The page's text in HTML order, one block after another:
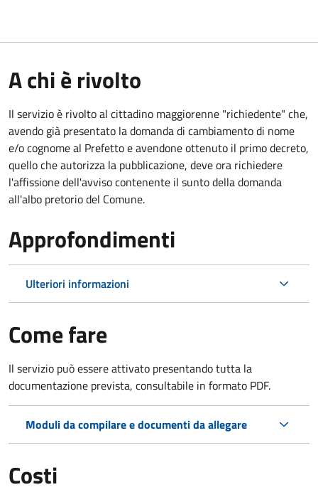
A chi è rivolto
Il servizio è rivolto al cittadino maggiorenne "richiedente" che,
avendo già presentato la domanda di cambiamento di nome
e/o cognome al Prefetto e avendone ottenuto il primo decreto,
quello che autorizza la pubblicazione, deve ora richiedere
l'affissione dell'avviso contenente il sunto della domanda
all'albo pretorio del Comune.
Approfondimenti
Ulteriori informazioni
Come fare
Il servizio può essere attivato presentando tutta la
documentazione prevista, consultabile in formato PDF.
Moduli da compilare e documenti da allegare
Costi